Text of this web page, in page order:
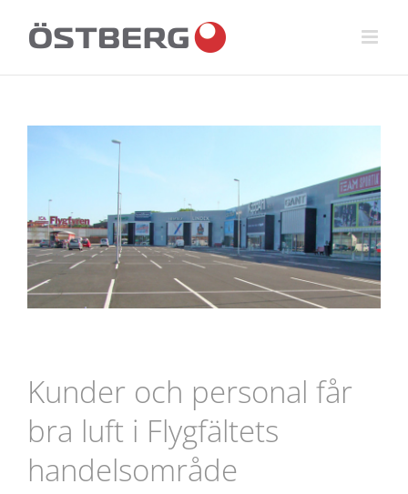
innehållet
Kunder och personal får
bra luft i Flygfältets
handelsområde